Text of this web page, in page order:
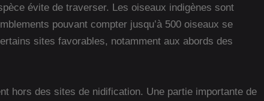
évite de traverser. Les oiseaux indigènes sont
pouvant compter jusqu’à 500 oiseaux se
sites favorables, notamment aux abords des
hors des sites de nidification. Une partie importante de